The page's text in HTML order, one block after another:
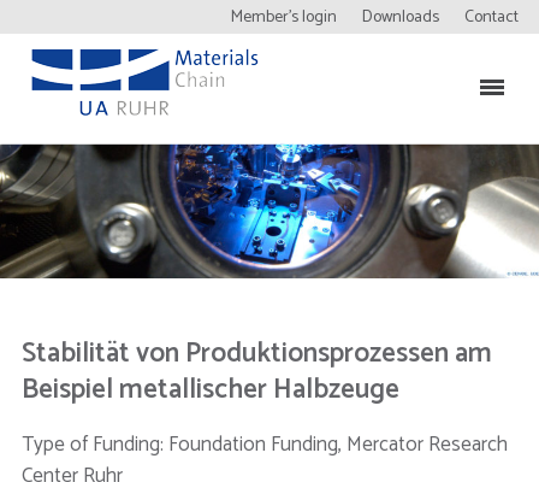
Member’s login Downloads Contact
Stabilität von Produktionsprozessen am
Beispiel metallischer Halbzeuge
Type of Funding: Foundation Funding, Mercator Research